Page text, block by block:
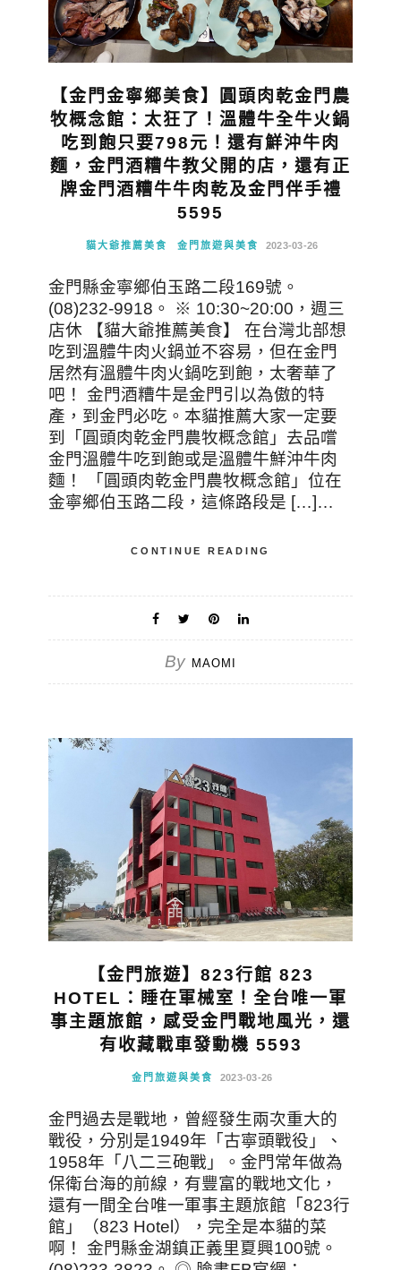
【金門金寧鄉美食】圓頭肉乾金門農
牧概念館：太狂了！溫體牛全牛火鍋
吃到飽只要798元！還有鮮沖牛肉
麵，金門酒糟牛教父開的店，還有正
牌金門酒糟牛牛肉乾及金門伴手禮
5595
貓大爺推薦美食 金門旅遊與美食 2023-03-26
金門縣金寧鄉伯玉路二段169號。
(08)232-9918。 ※ 10:30~20:00，週三
店休 【貓大爺推薦美食】 在台灣北部想
吃到溫體牛肉火鍋並不容易，但在金門
居然有溫體牛肉火鍋吃到飽，太奢華了
吧！ 金門酒糟牛是金門引以為傲的特
產，到金門必吃。本貓推薦大家一定要
到「圓頭肉乾金門農牧概念館」去品嚐
金門溫體牛吃到飽或是溫體牛鮮沖牛肉
麵！ 「圓頭肉乾金門農牧概念館」位在
金寧鄉伯玉路二段，這條路段是 […]…
CONTINUE READING
By MAOMI
【金門旅遊】823行館 823
HOTEL：睡在軍械室！全台唯一軍
事主題旅館，感受金門戰地風光，還
有收藏戰車發動機 5593
金門旅遊與美食 2023-03-26
金門過去是戰地，曾經發生兩次重大的
戰役，分別是1949年「古寧頭戰役」、
1958年「八二三砲戰」。金門常年做為
保衛台海的前線，有豐富的戰地文化，
還有一間全台唯一軍事主題旅館「823行
館」（823 Hotel），完全是本貓的菜
啊！ 金門縣金湖鎮正義里夏興100號。